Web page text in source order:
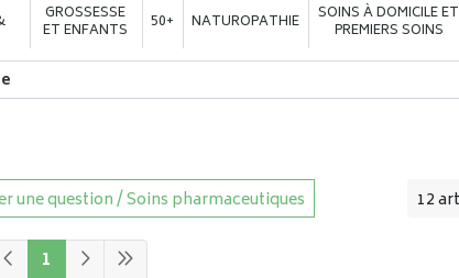
GROSSESSE
ET ENFANTS 50+ NATUROPATHIE SOINS À DOMICILE ET
PREMIERS SOINS
une question / Soins pharmaceutiques
1